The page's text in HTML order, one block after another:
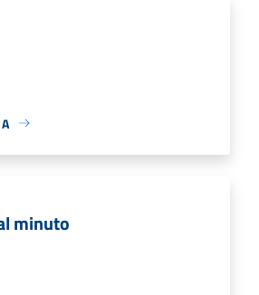
minuto